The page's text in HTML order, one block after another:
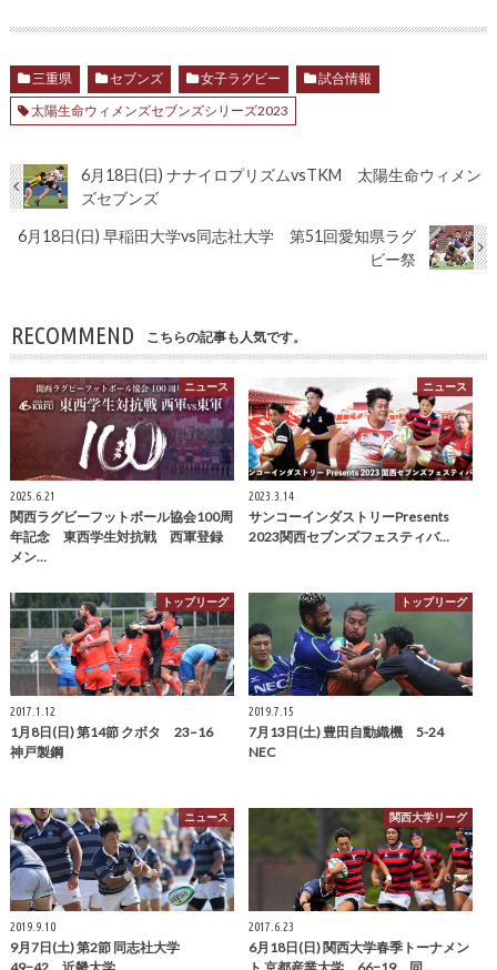
三重県 セブンズ 女子ラグビー
試合情報
太陽生命ウィメンズセブンズシリーズ2023
6月18日(日) ナナイロプリズムvsTKM 太陽生命ウィメン
ズセブンズ
6月18日(日) 早稲田大学vs同志社大学 第51回愛知県ラグ
ビー祭
RECOMMEND こちらの記事も人気です。
ニュース
2025.6.21
関西ラグビーフットボール協会100周
年記念 東西学生対抗戦 西軍登録
メン…
ニュース
2023.3.14
サンコーインダストリーPresents
2023関西セブンズフェスティバ…
トップリーグ
2017.1.12
1月8日(日) 第14節 クボタ 23–16
神戸製鋼
トップリーグ
2019.7.15
7月13日(土) 豊田自動織機 5-24
NEC
ニュース
2019.9.10
9月7日(土) 第2節 同志社大学
関西大学リーグ
2017.6.23
6月18日(日) 関西大学春季トーナメン